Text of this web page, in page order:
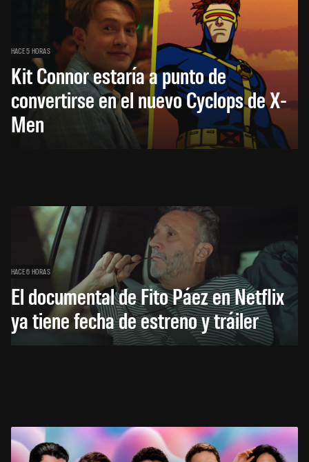
HACE 5 HORAS
Kit Connor estaría a punto de
convertirse en el nuevo Cyclops de X-
Men
HACE 6 HORAS
El documental de Fito Páez en Netflix
ya tiene fecha de estreno y tráiler